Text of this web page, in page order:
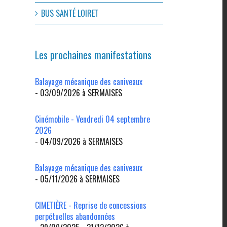
BUS SANTÉ LOIRET
Les prochaines manifestations
Balayage mécanique des caniveaux
- 03/09/2026 à SERMAISES
Cinémobile - Vendredi 04 septembre
2026
- 04/09/2026 à SERMAISES
Balayage mécanique des caniveaux
- 05/11/2026 à SERMAISES
CIMETIÈRE - Reprise de concessions
perpétuelles abandonnées